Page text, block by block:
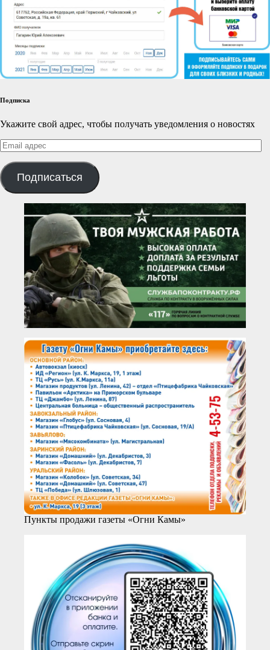
Подписка
Укажите свой адрес, чтобы получать уведомления о новостях
Email
адрес
Подписаться
Пункты продажи газеты «Огни Камы»